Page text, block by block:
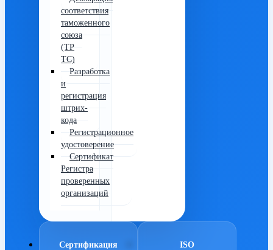
соответствия
таможенного
союза
(ТР
ТС)
Разработка
и
регистрация
штрих-
кода
Регистрационное
удостоверение
Сертификат
Регистра
проверенных
организаций
Сертификация ISO